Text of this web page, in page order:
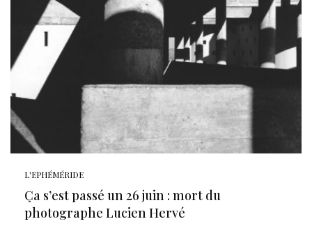
L'EPHÉMÉRIDE
Ça s’est passé un 26 juin : mort du
photographe Lucien Hervé